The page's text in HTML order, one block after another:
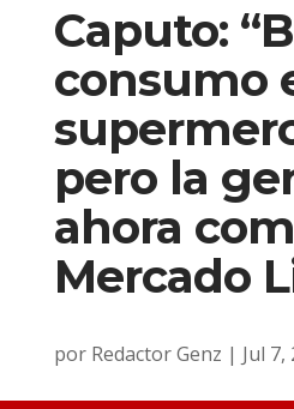
Caputo:
consumo
pero la
ahora
Mercado
por Redactor Genz | Jul 7,